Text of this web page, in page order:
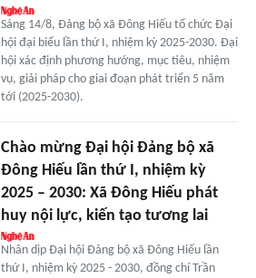
Sáng 14/8, Đảng bộ xã Đông Hiếu tổ chức Đại
hội đại biểu lần thứ I, nhiệm kỳ 2025-2030. Đại
hội xác định phương hướng, mục tiêu, nhiệm
vụ, giải pháp cho giai đoạn phát triển 5 năm
tới (2025-2030).
Chào mừng Đại hội Đảng bộ xã
Đông Hiếu lần thứ I, nhiệm kỳ
2025 – 2030: Xã Đông Hiếu phát
huy nội lực, kiến tạo tương lai
Nhân dịp Đại hội Đảng bộ xã Đông Hiếu lần
thứ I, nhiệm kỳ 2025 - 2030, đồng chí Trần